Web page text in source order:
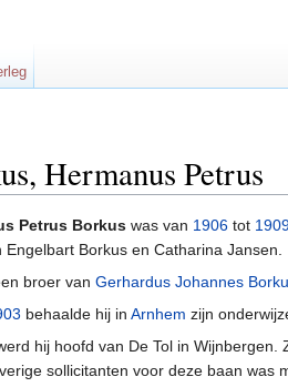
Hermanus Petrus
Petrus Borkus was van 1906 tot
Engelbart Borkus en Catharina Jansen.
broer van Gerhardus Johannes
behaalde hij in Arnhem zijn
hij hoofd van De Tol in Wijnbergen.
sollicitanten voor deze baan was